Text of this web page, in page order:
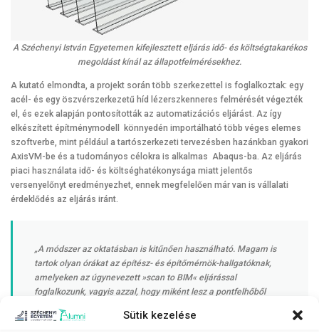
Sütik kezelése
A Széchenyi István Egyetemen kifejlesztett eljárás idő- és költségtakarékos
megoldást kínál az állapotfelmérésekhez.
A kutató elmondta, a projekt során több szerkezettel is foglalkoztak: egy
acél- és egy öszvérszerkezetű híd lézerszkenneres felmérését végezték
el, és ezek alapján pontosították az automatizációs eljárást. Az így
elkészített építménymodell könnyedén importálható több véges elemes
szoftverbe, mint például a tartószerkezeti tervezésben hazánkban gyakori
AxisVM-be és a tudományos célokra is alkalmas Abaqus-ba. Az eljárás
piaci használata idő- és költséghatékonysága miatt jelentős
versenyelőnyt eredményezhet, ennek megfelelően már van is vállalati
érdeklődés az eljárás iránt.
„A módszer az oktatásban is kitűnően használható. Magam is
tartok olyan órákat az építész- és építőmérnök-hallgatóknak,
amelyeken az úgynevezett »scan to BIM« eljárással
foglalkozunk, vagyis azzal, hogy miként lesz a pontfelhőből